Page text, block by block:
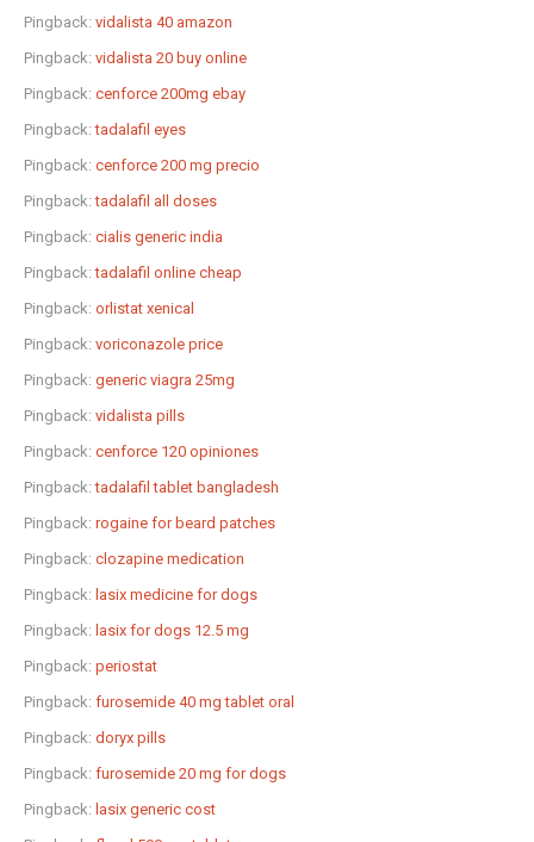
Pingback: vidalista 40 amazon
Pingback: vidalista 20 buy online
Pingback: cenforce 200mg ebay
Pingback:tadalafil eyes
Pingback: cenforce 200 mg precio
Pingback:tadalafil all doses
Pingback: cialis generic india
Pingback:tadalafil online cheap
Pingback: orlistat xenical
Pingback: voriconazole price
Pingback: generic viagra 25mg
Pingback: vidalista pills
Pingback: cenforce 120 opiniones
Pingback:tadalafil tablet bangladesh
Pingback: rogaine for beard patches
Pingback: clozapine medication
Pingback: lasix medicine for dogs
Pingback: lasix for dogs 12.5 mg
Pingback: periostat
Pingback: furosemide 40 mg tablet oral
Pingback: doryx pills
Pingback: furosemide 20 mg for dogs
Pingback: lasix generic cost